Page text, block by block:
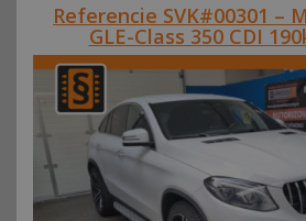
Referencie SVK#00301 –
GLE-Class 350 CDI